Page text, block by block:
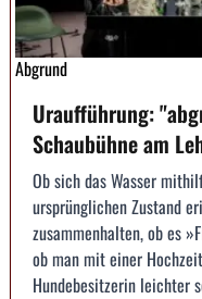
Abgrund
Uraufführung:
Schaubühne am
Ob sich das Wasser
ursprünglichen Zustand
zusammenhalten, ob es
ob man mit einer
Hundebesitzerin leichter